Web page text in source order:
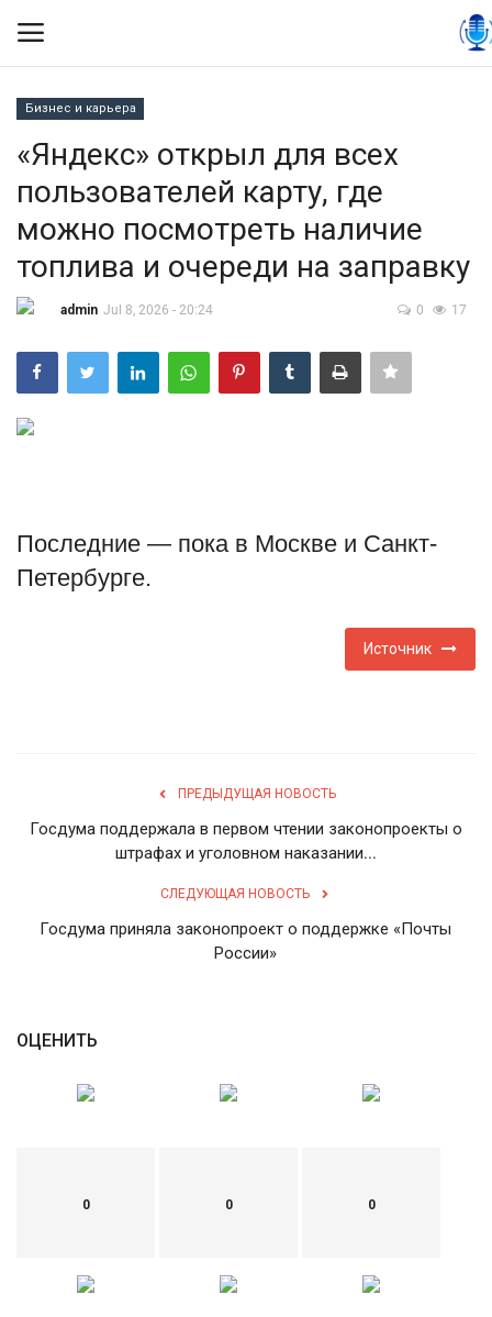
Контакты
Политика
Экономика
Технологии
Туризм
Недвижимость
Россия
Бизнес и карьера
«Яндекс» открыл для всех
пользователей карту, где
можно посмотреть наличие
топлива и очереди на заправку
admin Jul 8, 2026 - 20:24 0 17
Последние — пока в Москве и Санкт-
Петербурге.
Источник
ПРЕДЫДУЩАЯ НОВОСТЬ
Госдума поддержала в первом чтении законопроекты о
штрафах и уголовном наказании...
СЛЕДУЮЩАЯ НОВОСТЬ
Госдума приняла законопроект о поддержке «Почты
России»
ОЦЕНИТЬ
0 0 0